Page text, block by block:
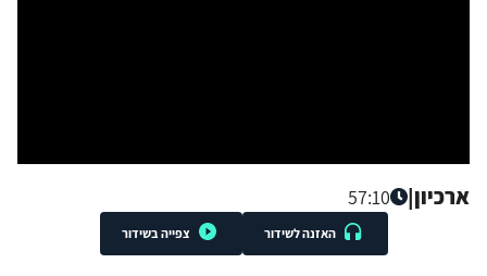
ארכיון|
57:10
האזנה לשידור צפייה בשידור